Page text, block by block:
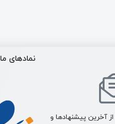
آخرین پیشنهادها و
نمادهای ما